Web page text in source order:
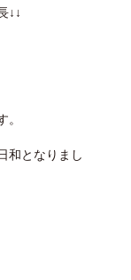
↓↓
和となりまし